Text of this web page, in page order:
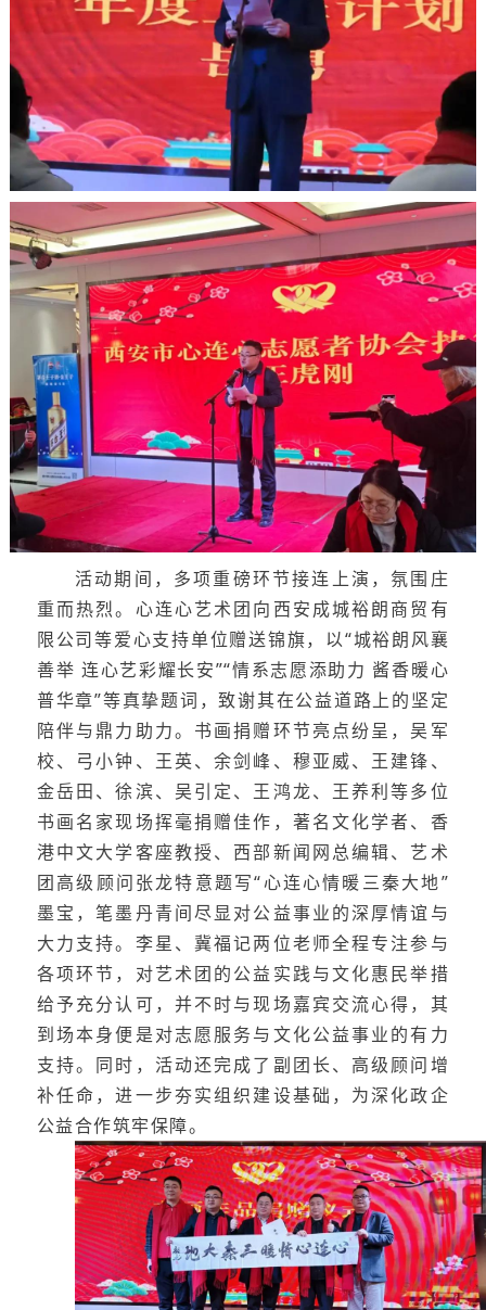
活动期间，多项重磅环节接连上演，氛围庄
重而热烈。心连心艺术团向西安成城裕朗商贸有
限公司等爱心支持单位赠送锦旗，以“城裕朗风襄
善举 连心艺彩耀长安”“情系志愿添助力 酱香暖心
普华章”等真挚题词，致谢其在公益道路上的坚定
陪伴与鼎力助力。书画捐赠环节亮点纷呈，吴军
校、弓小钟、王英、余剑峰、穆亚威、王建锋、
金岳田、徐滨、吴引定、王鸿龙、王养利等多位
书画名家现场挥毫捐赠佳作，著名文化学者、香
港中文大学客座教授、西部新闻网总编辑、艺术
团高级顾问张龙特意题写“心连心情暖三秦大地”
墨宝，笔墨丹青间尽显对公益事业的深厚情谊与
大力支持。李星、冀福记两位老师全程专注参与
各项环节，对艺术团的公益实践与文化惠民举措
给予充分认可，并不时与现场嘉宾交流心得，其
到场本身便是对志愿服务与文化公益事业的有力
支持。同时，活动还完成了副团长、高级顾问增
补任命，进一步夯实组织建设基础，为深化政企
公益合作筑牢保障。